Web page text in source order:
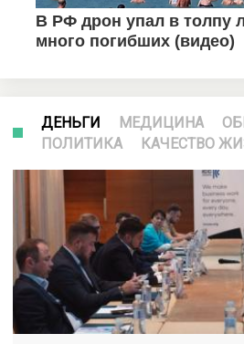
ДЕНЬГИ МЕДИЦИНА
ПОЛИТИКА
КАЧЕСТВО